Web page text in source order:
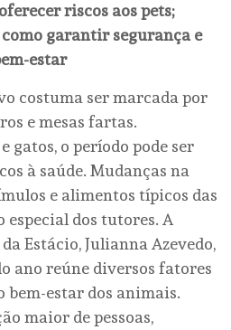
riscos aos pets;
garantir segurança e
estar
costuma ser marcada por
e mesas fartas.
gatos, o período pode ser
à saúde. Mudanças na
e alimentos típicos das
especial dos tutores. A
Estácio, Julianna Azevedo,
ano reúne diversos fatores
bem-estar dos animais.
maior de pessoas,